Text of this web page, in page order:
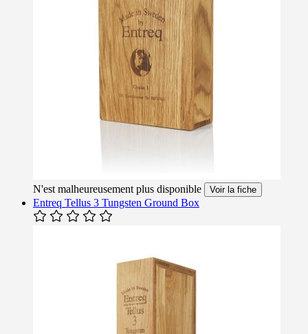
N'est malheureusement plus disponible Voir la fiche
Entreq Tellus 3 Tungsten Ground Box